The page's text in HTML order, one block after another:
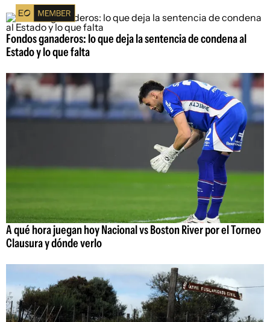
Fondos ganaderos: lo que deja la sentencia de condena al
Estado y lo que falta
A qué hora juegan hoy Nacional vs Boston River por el Torneo
Clausura y dónde verlo